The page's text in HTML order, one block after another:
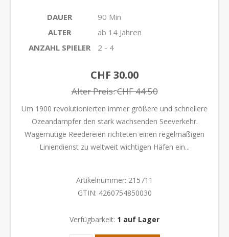
DAUER
90 Min
ALTER
ab 14 Jahren
ANZAHL SPIELER
2 - 4
CHF 30.00
Alter Preis:CHF 44.50
Um 1900 revolutionierten immer größere und schnellere
Ozeandampfer den stark wachsenden Seeverkehr.
Wagemutige Reedereien richteten einen regelmäßigen
Liniendienst zu weltweit wichtigen Häfen ein...
Artikelnummer: 215711
GTIN: 4260754850030
Verfügbarkeit: 1 auf Lager